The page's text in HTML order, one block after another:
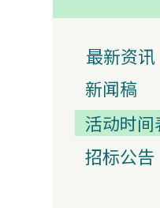
最新资讯
新闻稿
活动时间
招标公告